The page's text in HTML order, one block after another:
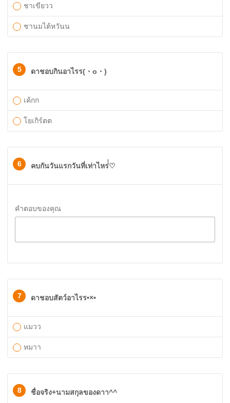
ชาเขียวว
ชานมไต้หวันน
5 ดาชอบกินอาไรร(⁠・⁠o⁠・⁠)
เค้กก
โยเกิร์ตต
6 คบกันวันแรกวันที่เท่าไหร่่่⁠♡
คำตอบของคุณ
7 ดาชอบสัตว์อาไรร•×•
แมวว
หมาา
8 ชื่อจริง+นามสกุลของดาา^^